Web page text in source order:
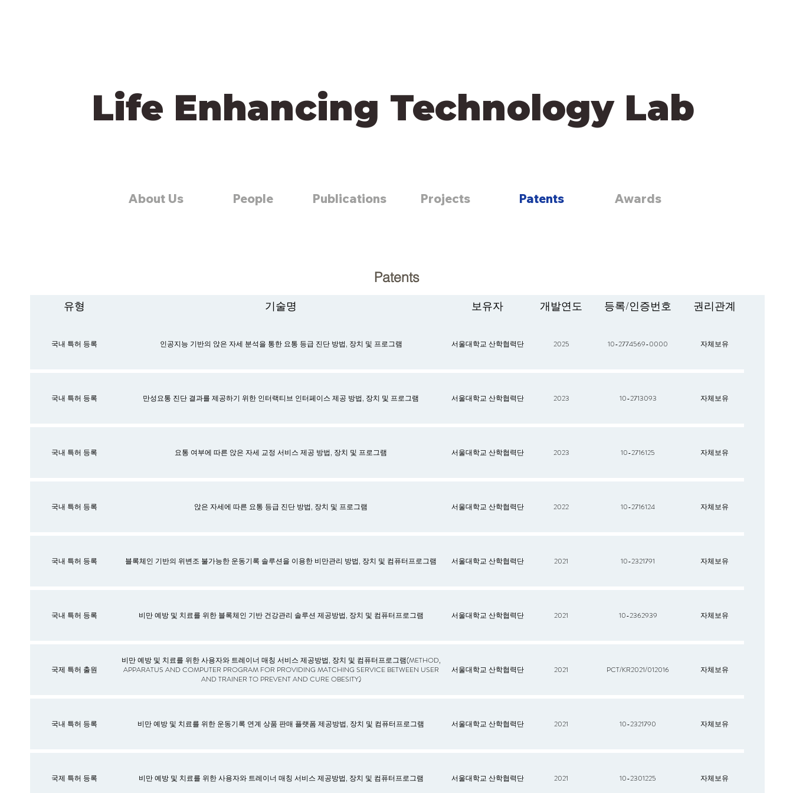
Life Enhancing Technology Lab
About Us People Publications Projects Patents Awards
Patents
유형 기술명 보유자 개발연도 등록/인증번호 권리관계
국내 특허 등록 인공지능 기반의 앉은 자세 분석을 통한 요통 등급 진단 방법, 장치 및 프로그램 서울대학교 산학협력단 2025 10-2774569-0000 자체보유
국내 특허 등록 만성요통 진단 결과를 제공하기 위한 인터랙티브 인터페이스 제공 방법, 장치 및 프로그램 서울대학교 산학협력단 2023 10-2713093 자체보유
국내 특허 등록 요통 여부에 따른 앉은 자세 교정 서비스 제공 방법, 장치 및 프로그램 서울대학교 산학협력단 2023 10-2716125 자체보유
국내 특허 등록 앉은 자세에 따른 요통 등급 진단 방법, 장치 및 프로그램 서울대학교 산학협력단 2022 10-2716124 자체보유
국내 특허 등록 블록체인 기반의 위변조 불가능한 운동기록 솔루션을 이용한 비만관리 방법, 장치 및 컴퓨터프로그램 서울대학교 산학협력단 2021 10-2321791 자체보유
국내 특허 등록 비만 예방 및 치료를 위한 블록체인 기반 건강관리 솔루션 제공방법, 장치 및 컴퓨터프로그램 서울대학교 산학협력단 2021 10-2362939 자체보유
국제 특허 출원
비만 예방 및 치료를 위한 사용자와 트레이너 매칭 서비스 제공방법, 장치 및 컴퓨터프로그램(METHOD,
APPARATUS AND COMPUTER PROGRAM FOR PROVIDING MATCHING SERVICE BETWEEN USER
AND TRAINER TO PREVENT AND CURE OBESITY)
서울대학교 산학협력단 2021 PCT/KR2021/012016 자체보유
국내 특허 등록 비만 예방 및 치료를 위한 운동기록 연계 상품 판매 플랫폼 제공방법, 장치 및 컴퓨터프로그램 서울대학교 산학협력단 2021 10-2321790 자체보유
국제 특허 등록 비만 예방 및 치료를 위한 사용자와 트레이너 매칭 서비스 제공방법, 장치 및 컴퓨터프로그램 서울대학교 산학협력단 2021 10-2301225 자체보유